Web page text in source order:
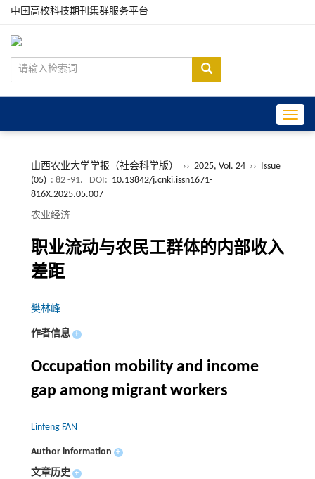
中国高校科技期刊集群服务平台
山西农业大学学报（社会科学版） ›› 2025, Vol. 24 ›› Issue
(05) : 82 -91. DOI: 10.13842/j.cnki.issn1671-
816X.2025.05.007
农业经济
职业流动与农民工群体的内部收入
差距
樊林峰
作者信息 +
Occupation mobility and income
gap among migrant workers
Linfeng FAN
Author information +
文章历史 +